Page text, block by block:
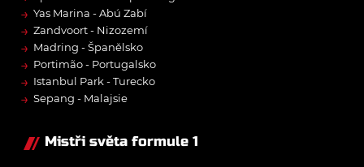
→ Yas Marina - Abú Zabí
→ Zandvoort - Nizozemí
→ Madring - Španělsko
→ Portimão - Portugalsko
→ Istanbul Park - Turecko
→ Sepang - Malajsie
Mistři světa formule 1